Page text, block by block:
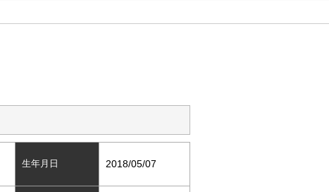
生年月日 2018/05/07